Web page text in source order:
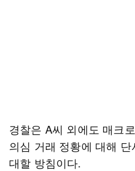
경찰은 A씨 외에도 매크
의심 거래 정황에 대해
대할 방침이다.